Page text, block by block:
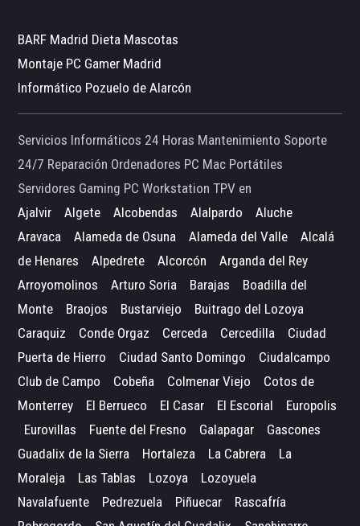
BARF Madrid Dieta Mascotas
Montaje PC Gamer Madrid
Informático Pozuelo de Alarcón
Servicios Informáticos 24 Horas Mantenimiento Soporte
24/7 Reparación Ordenadores PC Mac Portátiles
Servidores Gaming PC Workstation TPV en
Ajalvir
Algete Alcobendas Alalpardo
Aluche
Aravaca
Alameda de Osuna Alameda del Valle
Alcalá
de Henares
Alpedrete Alcorcón
Arganda del Rey
Arroyomolinos
Arturo Soria Barajas
Boadilla del
Monte
Braojos Bustarviejo
Buitrago del Lozoya
Caraquiz
Conde Orgaz Cerceda Cercedilla
Ciudad
Puerta de Hierro
Ciudad Santo Domingo
Ciudalcampo
Club de Campo
Cobeña Colmenar Viejo
Cotos de
Monterrey
El Berrueco El Casar El Escorial
Europolis
Eurovillas
Fuente del Fresno Galapagar
Gascones
Guadalix de la Sierra
Hortaleza La Cabrera
La
Moraleja
Las Tablas Lozoya
Lozoyuela
Navalafuente
Pedrezuela Piñuecar
Rascafría